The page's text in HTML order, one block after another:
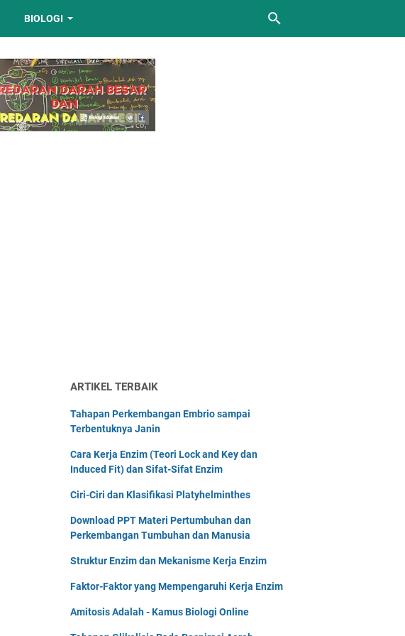
BIOLOGI
ARTIKEL TERBAIK
Tahapan Perkembangan Embrio sampai
Terbentuknya Janin
Cara Kerja Enzim (Teori Lock and Key dan
Induced Fit) dan Sifat-Sifat Enzim
Ciri-Ciri dan Klasifikasi Platyhelminthes
Download PPT Materi Pertumbuhan dan
Perkembangan Tumbuhan dan Manusia
Struktur Enzim dan Mekanisme Kerja Enzim
Faktor-Faktor yang Mempengaruhi Kerja Enzim
Amitosis Adalah - Kamus Biologi Online